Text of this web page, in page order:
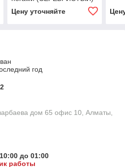
Цену уточняйте
год
дом 65 офис 10, Алматы,
до 01:00
работы